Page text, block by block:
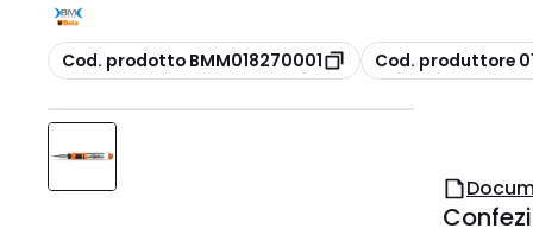
copia
Cod. prodotto BMM018270001 copia
Cod. produttore